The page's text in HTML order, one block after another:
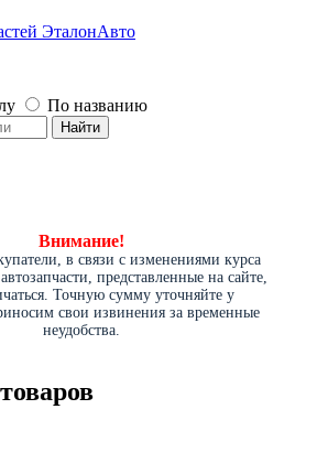
По названию
Найти
Внимание!
в связи с изменениями курса
представленные на сайте,
Точную сумму уточняйте у
свои извинения за временные
неудобства.